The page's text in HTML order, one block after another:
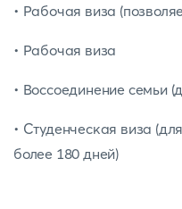
• Рабочая виза
• Рабочая виза
• Воссоединение семьи
• Студенческая виза
более 180 дней)